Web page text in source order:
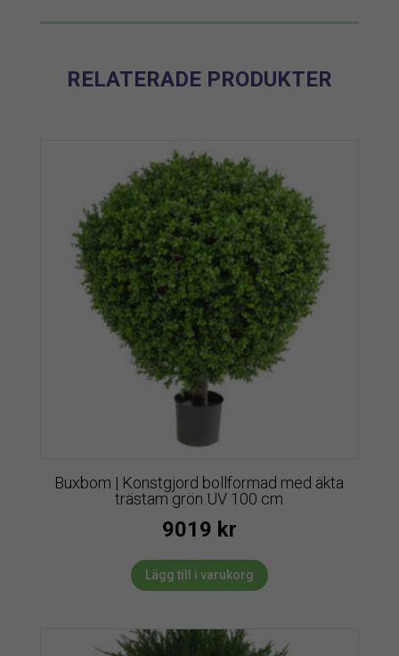
RELATERADE PRODUKTER
Buxbom | Konstgjord bollformad med äkta
trästam grön UV 100 cm
9019 kr
Lägg till i varukorg